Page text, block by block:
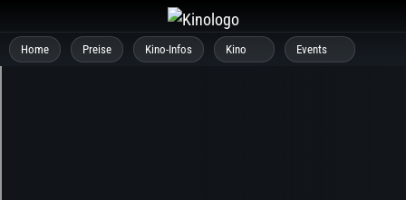
Inhalt
springen
Home Preise Kino-Infos Kino Events